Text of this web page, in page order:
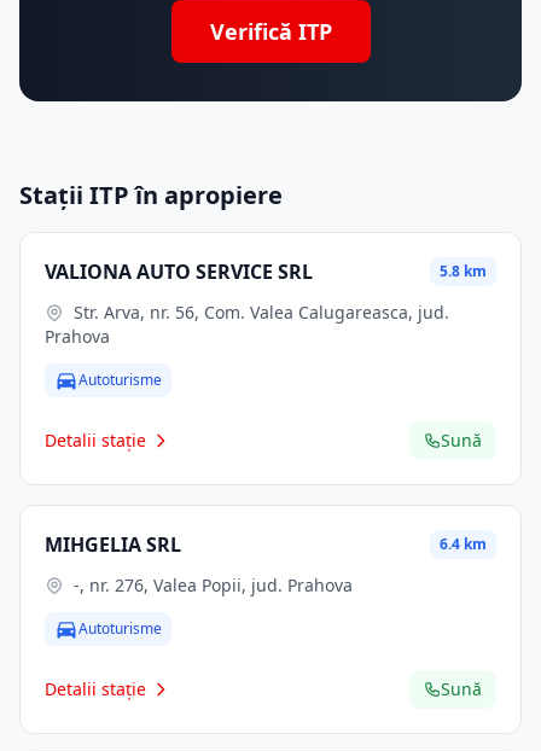
Verifică ITP
Stații ITP în apropiere
VALIONA AUTO SERVICE SRL 5.8 km
Prahova
Autoturisme
Detalii stație Sună
MIHGELIA SRL 6.4 km
-, nr. 276, Valea Popii, jud. Prahova
Autoturisme
Detalii stație Sună